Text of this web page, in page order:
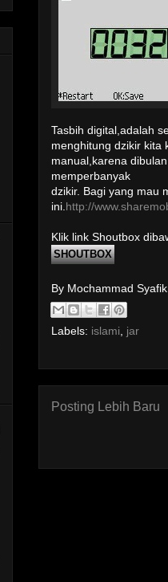
Tasbih digital,adalah
menghitung dzikir kita
manual,karena
memperbanyak
dzikir. Bagi yang mau
ini. http://
Klik link Shoutbox
SHOUTBOX
By Mochammad
Labels: islami, jar
Posting Lebih Baru